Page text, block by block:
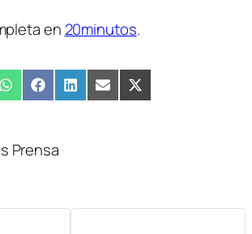
en 20minutos.
Compartir
en
WhatsAppCompartir
en
FacebookCompartir
en
LinkedInCompartir
en
EmailCompartir
en
X
(Twitter)
Prensa